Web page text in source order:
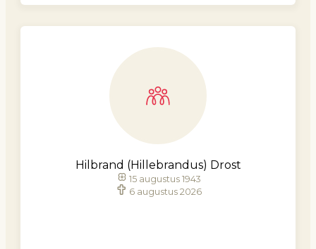
Hilbrand (Hillebrandus) Drost
15 augustus 1943
6 augustus 2026